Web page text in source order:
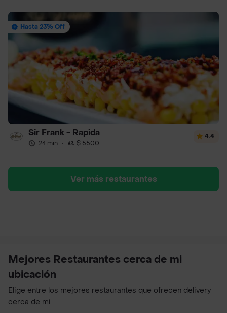
Hasta 23% Off
Sir Frank - Rapida
24 min · $ 5500
4.4
Ver más restaurantes
Mejores Restaurantes cerca de mi
ubicación
Elige entre los mejores restaurantes que ofrecen delivery
cerca de mí